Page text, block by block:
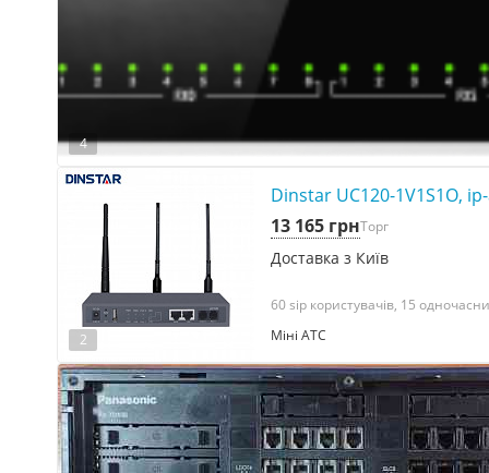
4
2
Dinstar UC120-1V1S1O, ip-
13 165 грнТорг
Доставка з Київ
60 sip користувачів, 15
Міні АТС